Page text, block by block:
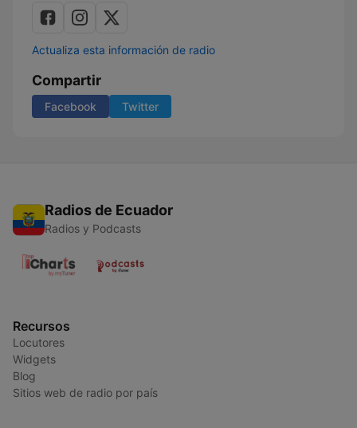
Actualiza esta información de radio
Compartir
Facebook Twitter
Radios de Ecuador
Radios y Podcasts
Recursos
Locutores
Widgets
Blog
Sitios web de radio por país